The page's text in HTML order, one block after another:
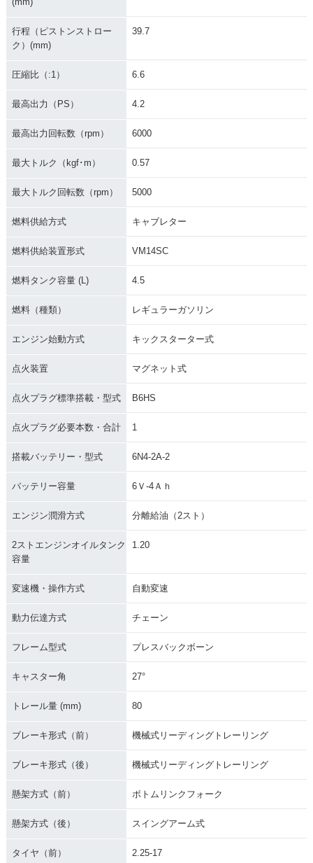
D
1985年 MATE V50E
1985年 MATE V50
1985年 MATE V50
1982年 MATE V50E
B・新登場
D
1980年 MATE V50
1980年 MATE V5
1979年 MATE V5
0・マイナーチェン
1979年 MATE Delu
xe V50ED セル付
D・マイナーチェン
0・マイナーチェン
xe V50ED セル付
行程（ピストンストロー
ク）(mm)
39.7
圧縮比（:1） 6.6
最高出力（PS） 4.2
最高出力回転数（rpm） 6000
最大トルク（kgf･m） 0.57
最大トルク回転数（rpm） 5000
燃料供給方式 キャブレター
燃料供給装置形式 VM14SC
燃料タンク容量 (L) 4.5
燃料（種類） レギュラーガソリン
エンジン始動方式 キックスターター式
点火装置 マグネット式
点火プラグ標準搭載・型式 B6HS
点火プラグ必要本数・合計 1
搭載バッテリー・型式 6N4-2A-2
バッテリー容量 6Ｖ-4Ａｈ
エンジン潤滑方式 分離給油（2スト）
2ストエンジンオイルタンク
容量
1.20
変速機・操作方式 自動変速
動力伝達方式 チェーン
フレーム型式 プレスバックボーン
キャスター角 27°
トレール量 (mm) 80
ブレーキ形式（前） 機械式リーディングトレーリング
ブレーキ形式（後） 機械式リーディングトレーリング
懸架方式（前） ボトムリンクフォーク
懸架方式（後） スイングアーム式
タイヤ（前） 2.25-17